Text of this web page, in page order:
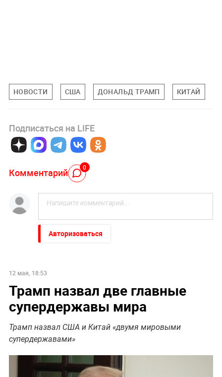
НОВОСТИ США ДОНАЛЬД ТРАМП КИТАЙ
Подписаться на LIFE
Комментарий 0
Авторизоваться
12 мая, 18:53
Трамп назвал две главные
супердержавы мира
Трамп назвал США и Китай «двумя мировыми
супердержавами»